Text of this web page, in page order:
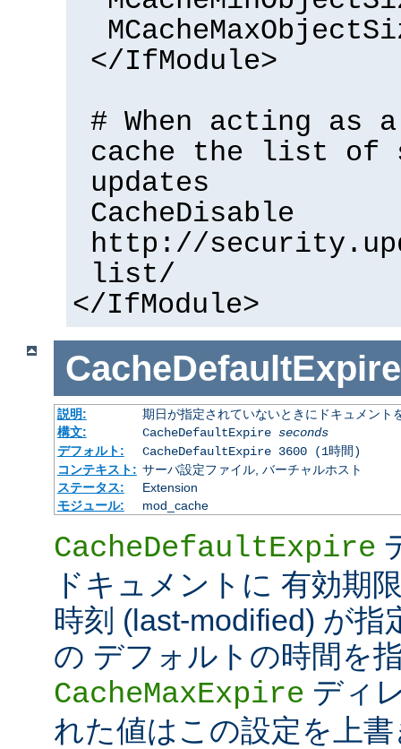
</IfModule>
# When acting as
cache the list of
updates
CacheDisable
http://
list/
</IfModule>
CacheDefaultExpire
説明:
期日が指定されていないときにドキュメント
構文:
CacheDefaultExpire seconds
デフォルト:
CacheDefaultExpire 3600 (1時間)
コンテキスト: サーバ設定ファイル, バーチャルホスト
ステータス:
Extension
モジュール:
mod_cache
CacheDefaultExpire
ドキュメントに 有効期
時刻 (last-modified) が
の デフォルトの時間を
CacheMaxExpire ディ
れた値はこの設定を上書